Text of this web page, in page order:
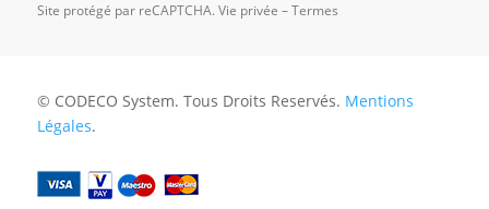
Site protégé par reCAPTCHA. Vie privée –Termes
© CODECO System. Tous Droits Reservés. Mentions
Légales.